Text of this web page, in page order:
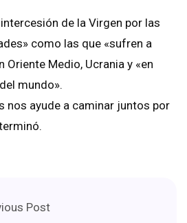
de la Virgen por las
como las que «sufren a
Oriente Medio, Ucrania y «en
mundo».
nos ayude a caminar juntos por
Post